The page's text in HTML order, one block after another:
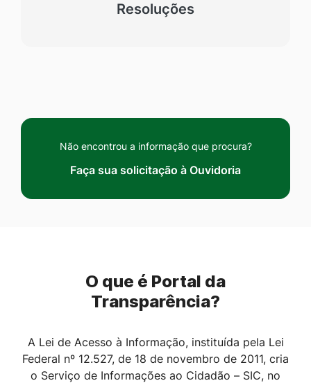
Resoluções
Não encontrou a informação que procura?
Faça sua solicitação à Ouvidoria
O que é Portal da
Transparência?
A Lei de Acesso à Informação, instituída pela Lei
Federal nº 12.527, de 18 de novembro de 2011, cria
o Serviço de Informações ao Cidadão – SIC, no